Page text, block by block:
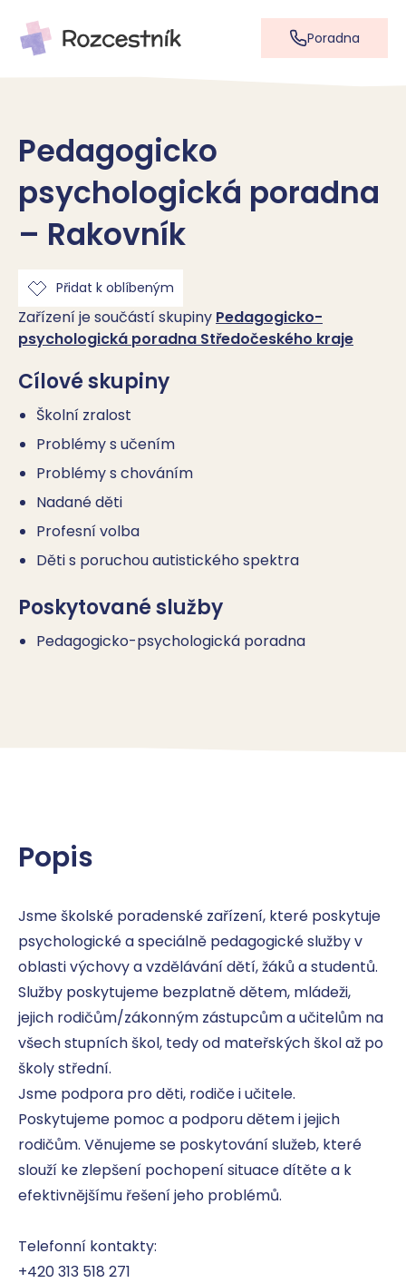
Poradna
Pedagogicko
psychologická poradna
– Rakovník
Přidat k oblíbeným
Zařízení je součástí skupiny Pedagogicko-
psychologická poradna Středočeského kraje
Cílové skupiny
Školní zralost
Problémy s učením
Problémy s chováním
Nadané děti
Profesní volba
Děti s poruchou autistického spektra
Poskytované služby
Pedagogicko-psychologická poradna
Popis
Jsme školské poradenské zařízení, které poskytuje
psychologické a speciálně pedagogické služby v
oblasti výchovy a vzdělávání dětí, žáků a studentů.
Služby poskytujeme bezplatně dětem, mládeži,
jejich rodičům/zákonným zástupcům a učitelům na
všech stupních škol, tedy od mateřských škol až po
školy střední.
Jsme podpora pro děti, rodiče i učitele.
Poskytujeme pomoc a podporu dětem i jejich
rodičům. Věnujeme se poskytování služeb, které
slouží ke zlepšení pochopení situace dítěte a k
efektivnějšímu řešení jeho problémů.
Telefonní kontakty:
+420 313 518 271